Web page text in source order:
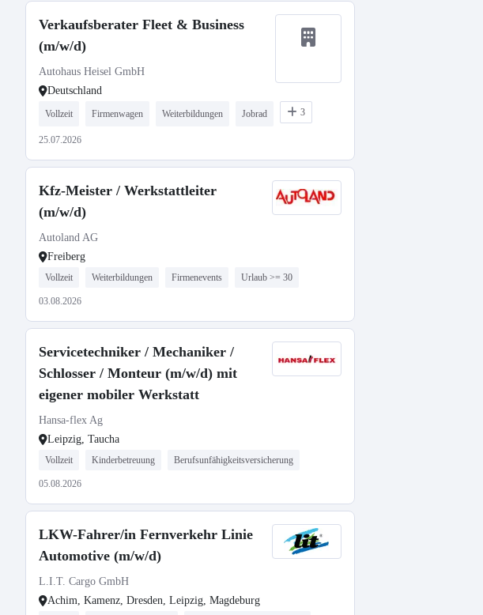
Verkaufsberater Fleet & Business
(m/w/d)
Autohaus Heisel GmbH
Deutschland
Vollzeit Firmenwagen Weiterbildungen Jobrad 3
25.07.2026
Kfz-Meister / Werkstattleiter
(m/w/d)
Autoland AG
Freiberg
Vollzeit Weiterbildungen Firmenevents Urlaub >= 30
03.08.2026
Servicetechniker / Mechaniker /
Schlosser / Monteur (m/w/d) mit
eigener mobiler Werkstatt
Hansa-flex Ag
Leipzig, Taucha
Vollzeit Kinderbetreuung Berufsunfähigkeitsversicherung
05.08.2026
LKW-Fahrer/in Fernverkehr Linie
Automotive (m/w/d)
L.I.T. Cargo GmbH
Achim, Kamenz, Dresden, Leipzig, Magdeburg